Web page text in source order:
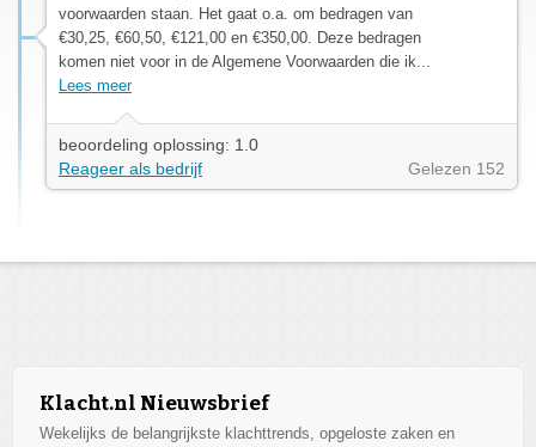
voorwaarden staan. Het gaat o.a. om bedragen van
€30,25, €60,50, €121,00 en €350,00. Deze bedragen
komen niet voor in de Algemene Voorwaarden die ik...
Lees meer
beoordeling oplossing: 1.0
Reageer als bedrijf
Gelezen 152
Klacht.nl Nieuwsbrief
Wekelijks de belangrijkste klachttrends, opgeloste zaken en